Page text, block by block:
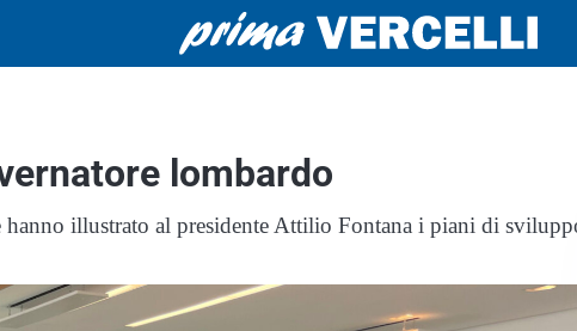
lombardo
illustrato al presidente Attilio Fontana i piani di